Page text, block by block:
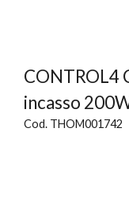
CONTROL4
incasso
Cod. THOM001742